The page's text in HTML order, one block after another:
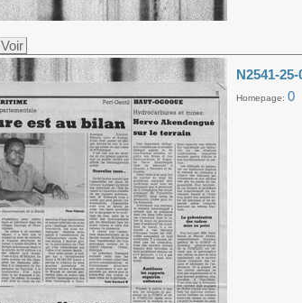
Voir
N2541-
Homepage: 0